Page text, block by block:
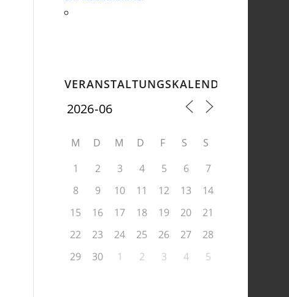
VERANSTALTUNGSKALENDER
M D M D F S
S
1
2 3 4 5 6
7
8
9 10 11 12 13
14
15
16 17 18 19 20
21
22
23 24 25 26 27
28
29
30 1 2 3 4 5